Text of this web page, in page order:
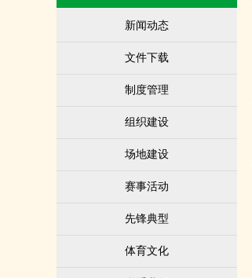
新闻动态
文件下载
制度管理
组织建设
场地建设
赛事活动
先锋典型
体育文化